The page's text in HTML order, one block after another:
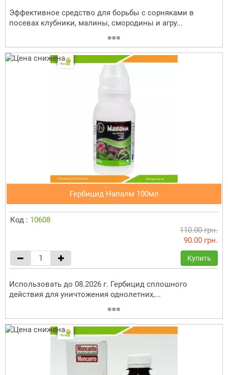
Эффективное средство для борьбы с сорняками в
посевах клубники, малины, смородины и агру...
Гербицид Напалм 100мл
Код : 10608
110.00 грн.
90.00 грн.
Купить
Использовать до 08.2026 г. Гербицид сплошного
действия для уничтожения однолетних,...